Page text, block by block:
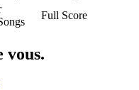
Full Score
vous.